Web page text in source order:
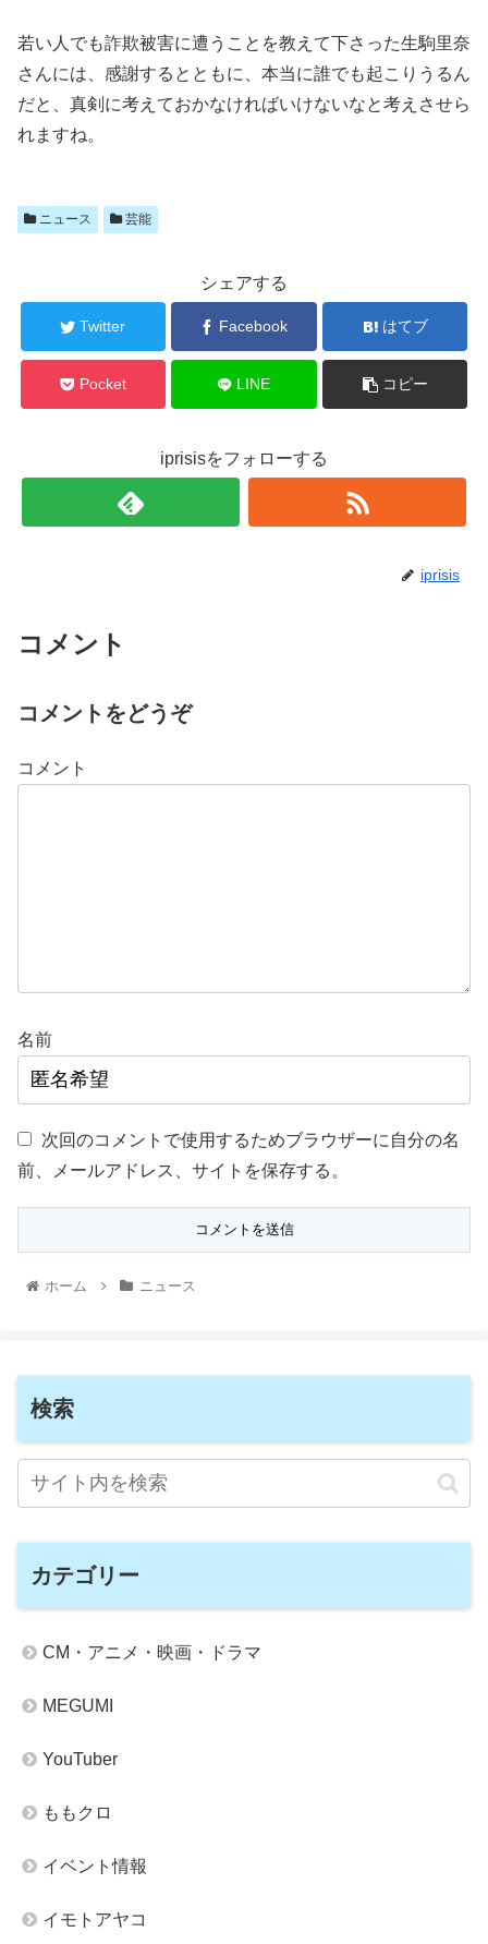
若い人でも詐欺被害に遭うことを教えて下さった生駒里奈
さんには、感謝するとともに、本当に誰でも起こりうるん
だと、真剣に考えておかなければいけないなと考えさせら
れますね。
ニュース 芸能
シェアする
Twitter Facebook はてブ
Pocket LINE コピー
iprisisをフォローする
iprisis
コメント
コメントをどうぞ
コメント
名前
次回のコメントで使用するためブラウザーに自分の名
前、メールアドレス、サイトを保存する。
ホーム ニュース
検索
カテゴリー
CM・アニメ・映画・ドラマ
MEGUMI
YouTuber
ももクロ
イベント情報
イモトアヤコ